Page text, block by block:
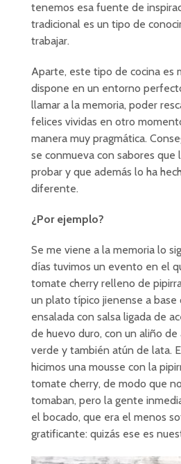
tenemos esa fuente de
tradicional es un tipo de
trabajar.
Aparte, este tipo de cocina es
dispone en un entorno
llamar a la memoria, poder
felices vividas en otro
manera muy pragmática.
se conmueva con sabores que
probar y que además lo ha
diferente.
¿Por ejemplo?
Se me viene a la memoria lo
días tuvimos un evento en el
tomate cherry relleno de
un plato típico jienense a base
ensalada con salsa ligada de
de huevo duro, con un aliño
verde y también atún de lata.
hicimos una mousse con la
tomate cherry, de modo que
tomaban, pero la gente
el bocado, que era el menos
gratificante: quizás ese es